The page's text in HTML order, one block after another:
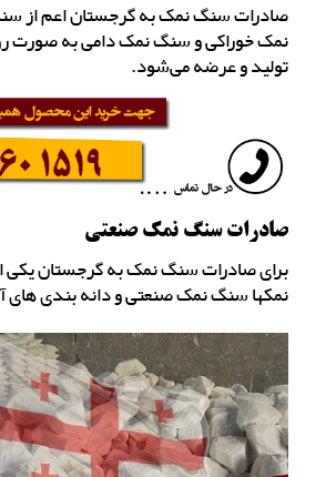
صادرات سنگ نمک به گرجستان اعم از
نمک خوراکی و سنگ نمک دامی به صورت
تولید و عرضه می‌شود.
صادرات سنگ نمک صنعتی
برای صادرات سنگ نمک به گرجستان یکی
نمکها سنگ نمک صنعتی و دانه بندی